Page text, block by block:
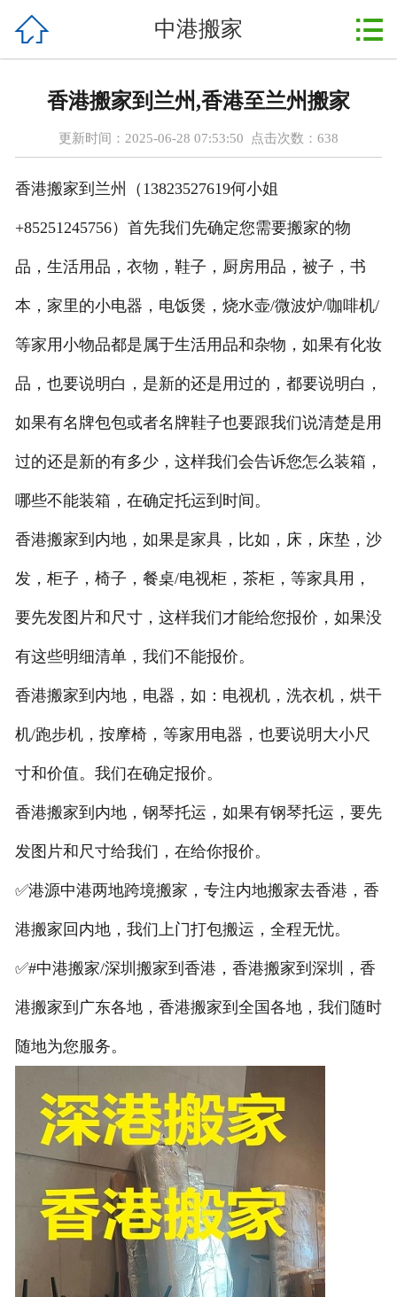
深港搬家
新闻动态
服务项目
搬家流程
联系我们
 中港搬家 
香港搬家到兰州,香港至兰州搬家
更新时间：2025-06-28 07:53:50 点击次数： 638
香港搬家到兰州（13823527619何小姐
+85251245756） 首先我们先确定您需要搬家的物
品，生活用品，衣物，鞋子，厨房用品，被子，书
本，家里的小电器，电饭煲，烧水壶/微波炉/咖啡机/
等家用小物品都是属于生活用品和杂物，如果有化妆
品，也要说明白，是新的还是用过的，都要说明白，
如果有名牌包包或者名牌鞋子也要跟我们说清楚是用
过的还是新的有多少，这样我们会告诉您怎么装箱，
哪些不能装箱，在确定托运到时间。
香港搬家到内地，如果是家具，比如，床，床垫，沙
发，柜子，椅子，餐桌/电视柜，茶柜，等家具用，
要先发图片和尺寸，这样我们才能给您报价，如果没
有这些明细清单，我们不能报价。
香港搬家到内地，电器，如：电视机，洗衣机，烘干
机/跑步机，按摩椅，等家用电器，也要说明大小尺
寸和价值。我们在确定报价。
香港搬家到内地，钢琴托运，如果有钢琴托运，要先
发图片和尺寸给我们，在给你报价。
✅港源中港两地跨境搬家，专注内地搬家去香港，香
港搬家回内地，我们上门打包搬运，全程无忧。
✅#中港搬家/深圳搬家到香港，香港搬家到深圳，香
港搬家到广东各地，香港搬家到全国各地，我们随时
随地为您服务。